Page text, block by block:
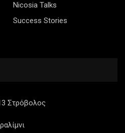
Nicosia Talks
Success Stories
Στρόβολος